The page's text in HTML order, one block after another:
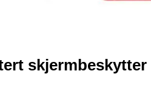
skjermbeskytter